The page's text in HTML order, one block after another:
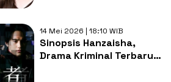
14 Mei 2026 | 18:10 WIB
Sinopsis Hanzaisha,
Drama Kriminal Terbaru